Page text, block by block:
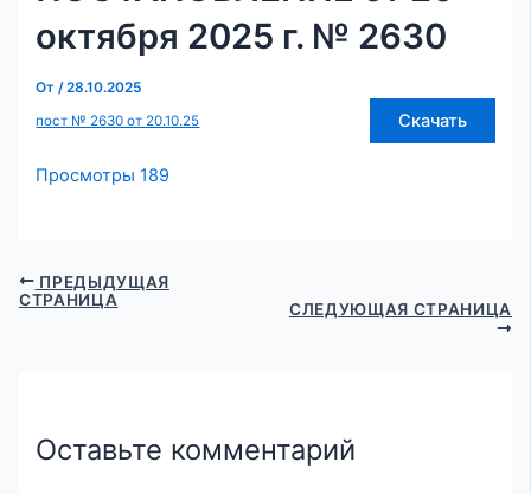
октября 2025 г. № 2630
От/28.10.2025
пост № 2630 от 20.10.25
Скачать
Просмотры 189
ПРЕДЫДУЩАЯ
СТРАНИЦА
СЛЕДУЮЩАЯ СТРАНИЦА
Оставьте комментарий